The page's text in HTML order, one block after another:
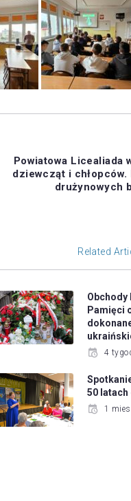
Powiatowa Licealiada
dziewcząt i
drużynowych
Related
Obchody
Pamięci
4
50 latach
1